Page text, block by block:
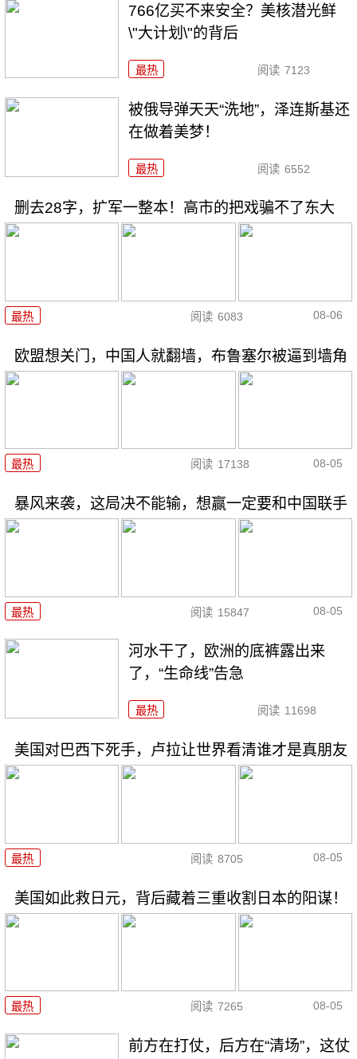
766亿买不来安全？美核潜光鲜
\"大计划\"的背后
最热 阅读 7123
被俄导弹天天“洗地”，泽连斯基还
在做着美梦！
最热 阅读 6552
删去28字，扩军一整本！高市的把戏骗不了东大
最热 阅读 6083 08-06
欧盟想关门，中国人就翻墙，布鲁塞尔被逼到墙角
最热 阅读 17138 08-05
暴风来袭，这局决不能输，想赢一定要和中国联手
最热 阅读 15847 08-05
河水干了，欧洲的底裤露出来
了，“生命线”告急
最热 阅读 11698
美国对巴西下死手，卢拉让世界看清谁才是真朋友
最热 阅读 8705 08-05
美国如此救日元，背后藏着三重收割日本的阳谋！
最热 阅读 7265 08-05
前方在打仗，后方在“清场”，这仗